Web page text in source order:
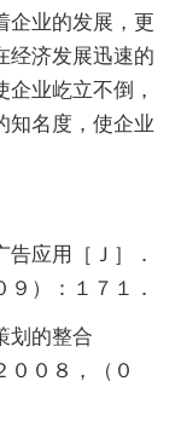
企业的发展，更
经济发展迅速的
业屹立不倒，
知名度，使企业
应用［Ｊ］．
）：１７１．
的整合
００８，（０